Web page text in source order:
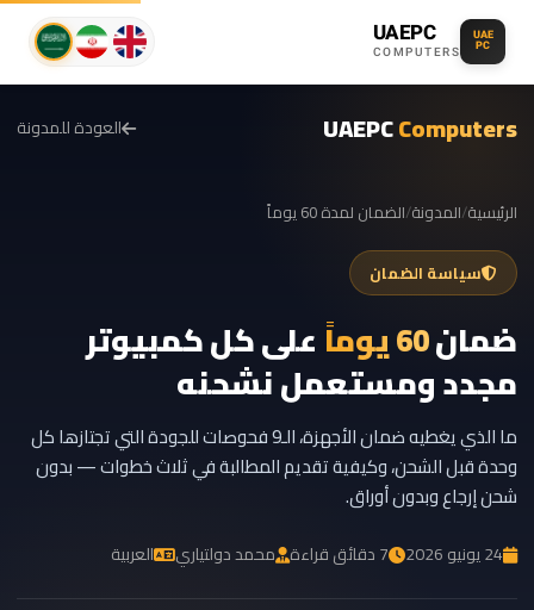
UAE
PC
UAEPC
COMPUTERS
UAEPCComputers العودة للمدونة
الرئيسية/المدونة/الضمان لمدة 60 يوماً
سياسة الضمان
ضمان60 يوماً على كل كمبيوتر
مجدد ومستعمل نشحنه
ما الذي يغطيه ضمان الأجهزة، الـ9 فحوصات للجودة التي تجتازها كل
وحدة قبل الشحن، وكيفية تقديم المطالبة في ثلاث خطوات — بدون
شحن إرجاع وبدون أوراق.
24 يونيو 2026 7 دقائق قراءة محمد دولتياري العربية